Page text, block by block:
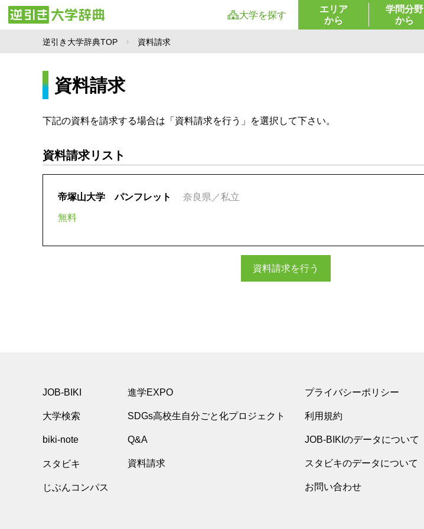
大学を探す
エリア
から
学問分野
から
逆引き大学辞典TOP 資料請求
資料請求
下記の資料を請求する場合は「資料請求を行う」を選択して下さい。
資料請求リスト
帝塚山大学 パンフレット 奈良県／私立
無料
資料請求を行う
JOB-BIKI
大学検索
biki-note
スタビキ
じぶんコンパス
進学EXPO
SDGs高校生自分ごと化プロジェクト
Q&A
資料請求
プライバシーポリシー
利用規約
JOB-BIKIのデータについて
スタビキのデータについて
お問い合わせ